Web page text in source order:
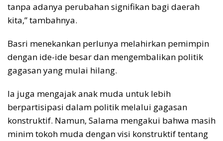
tanpa adanya perubahan signifikan bagi daerah
kita,” tambahnya.
Basri menekankan perlunya melahirkan pemimpin
dengan ide-ide besar dan mengembalikan politik
gagasan yang mulai hilang.
Ia juga mengajak anak muda untuk lebih
berpartisipasi dalam politik melalui gagasan
konstruktif. Namun, Salama mengakui bahwa masih
minim tokoh muda dengan visi konstruktif tentang